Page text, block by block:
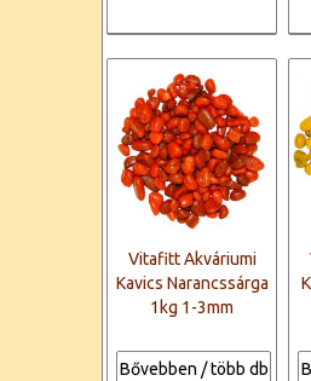
Vitafitt Akváriumi
Kavics Narancssárga
1kg 1-3mm
Bővebben / több db